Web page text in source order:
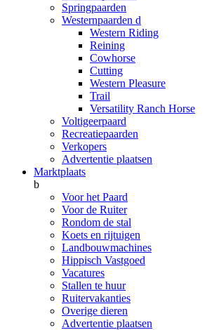
Springpaarden
Westernpaarden d
Western Riding
Reining
Cowhorse
Cutting
Western Pleasure
Trail
Versatility Ranch Horse
Voltigeerpaard
Recreatiepaarden
Verkopers
Advertentie plaatsen
Marktplaats
b
Voor het Paard
Voor de Ruiter
Rondom de stal
Koets en rijtuigen
Landbouwmachines
Hippisch Vastgoed
Vacatures
Stallen te huur
Ruitervakanties
Overige dieren
Advertentie plaatsen